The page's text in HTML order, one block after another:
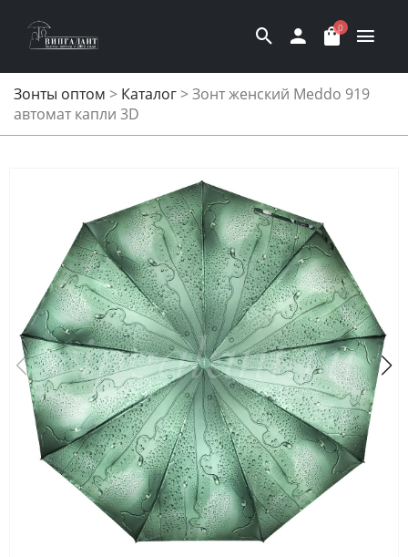
0
Зонты оптом > Каталог>Зонт женский Meddo 919
автомат капли 3D